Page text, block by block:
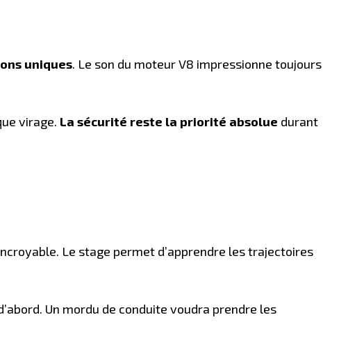
uniques. Le son du moteur V8 impressionne toujours
virage. La sécurité reste la priorité absolue durant
Le stage permet d’apprendre les trajectoires
Un mordu de conduite voudra prendre les